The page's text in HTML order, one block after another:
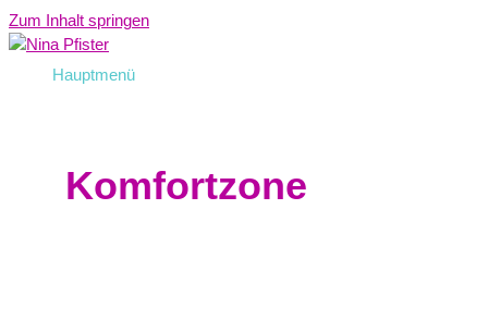
Zum Inhalt springen
Hauptmenü
Komfortzone